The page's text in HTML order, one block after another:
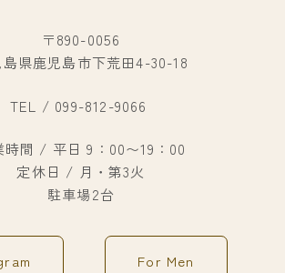
〒890-0056
島県鹿児島市下荒田4-30-18
TEL / 099-812-9066
時間 / 平日 9：00〜19：00
定休日 / 月・第3火
駐車場2台
For Men